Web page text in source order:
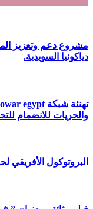
مشروع دعم وتعزيز
دياكونيا السويدية.
والحريات للانضمام
البروتوكول الأفريقي